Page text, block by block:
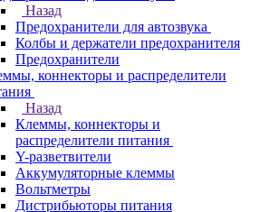
Назад
Предохранители для автозвука
Колбы и держатели предохранителя
Предохранители
коннекторы и распределители
Назад
Клеммы, коннекторы и
распределители питания
Y-разветвители
Аккумуляторные клеммы
Вольтметры
Дистрибьюторы питания